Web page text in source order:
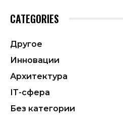
CATEGORIES
Другое
Инновации
Архитектура
ІТ-сфера
Без категории